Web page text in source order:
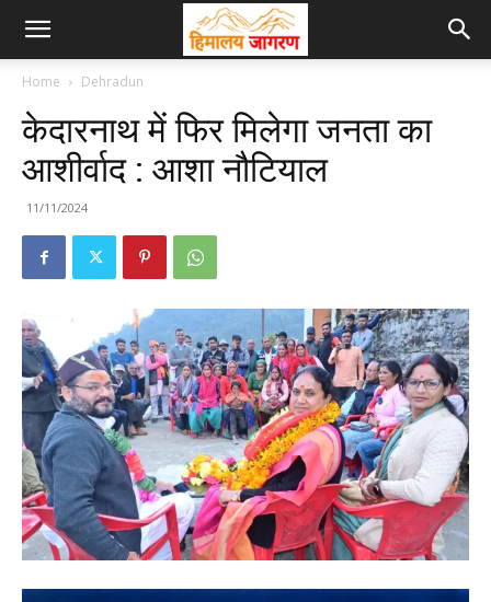
Home Dehradun
केदारनाथ में फिर मिलेगा जनता का
आशीर्वाद : आशा नौटियाल
11/11/2024